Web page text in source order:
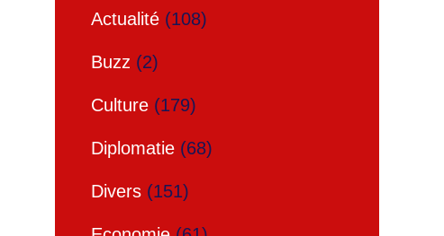
Actualité (108)
Buzz (2)
Culture (179)
Diplomatie (68)
Divers (151)